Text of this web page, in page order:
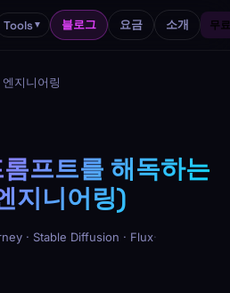
Tools▼ 블로그 요금 소개 무
지니어링
프트를 해독하는
지니어링)
· Stable Diffusion · Flux·